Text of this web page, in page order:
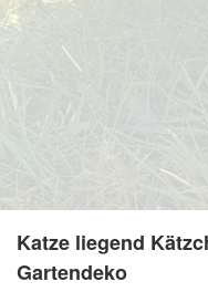
Anzeige
Katze liegend
Gartendeko